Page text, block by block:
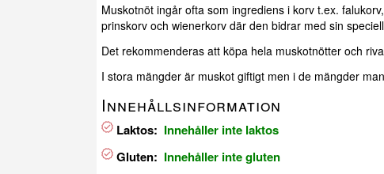
Muskotnöt ingår ofta som ingrediens i korv t.ex. falukorv,
prinskorv och wienerkorv där den bidrar med sin
Det rekommenderas att köpa hela muskotnötter och
I stora mängder är muskot giftigt men i de mängder
Innehållsinformation
Laktos: Innehåller inte laktos
Gluten: Innehåller inte gluten